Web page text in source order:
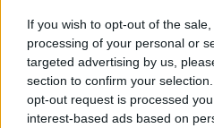
If you wish to opt-out of the
processing of your personal or
targeted advertising by us,
section to confirm your
opt-out request is processed
interest-based ads based on
legnépszerűbb műsorai a
Az a Pannon GSM előfizető,
erre alkalmas* készüléke van,
követheti az RTL Klub